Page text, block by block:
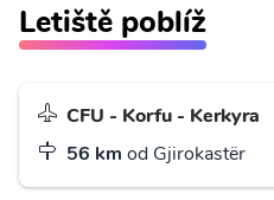
Letiště poblíž
CFU - Korfu - Kerkyra
56 km od Gjirokastër